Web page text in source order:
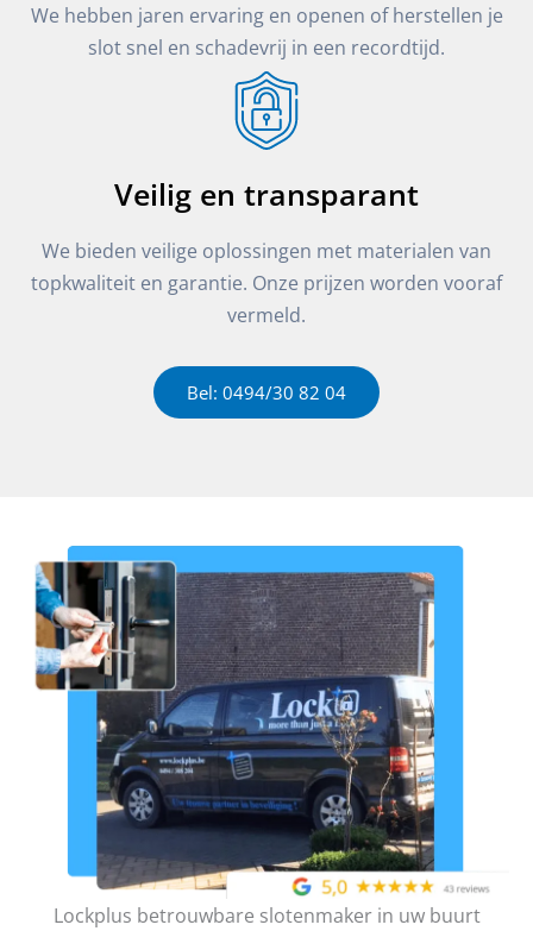
We hebben jaren ervaring en openen of herstellen je
slot snel en schadevrij in een recordtijd.
Veilig en transparant
We bieden veilige oplossingen met materialen van
topkwaliteit en garantie. Onze prijzen worden vooraf
vermeld.
Bel: 0494/30 82 04
Lockplus betrouwbare slotenmaker in uw buurt